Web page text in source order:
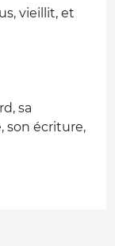
vieillit, et
sa
son écriture,